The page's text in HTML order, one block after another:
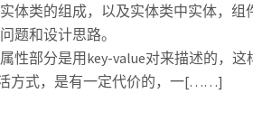
实体类的组成，以及实体类中实体，
题和设计思路。
性部分是用key-value对来描述的，
方式，是有一定代价的，一[……]